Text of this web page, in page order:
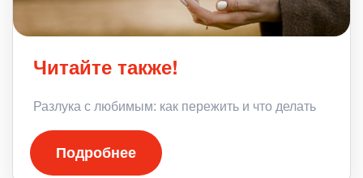
Читайте также!
Разлука с любимым: как пережить и что делать
Подробнее